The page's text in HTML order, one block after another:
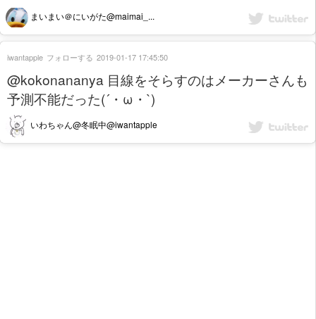
まいまい＠にいがた@maimai_...
@kokonananya 目線をそらすのはメーカーさんも
予測不能だった(´・ω・`)
いわちゃん@冬眠中@iwantapple
iwantapple フォローする 2019-01-17 17:45:50